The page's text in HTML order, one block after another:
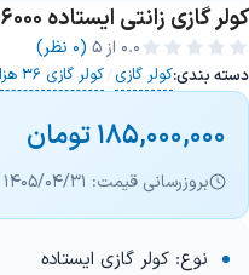
کولر گازی زانتی ایستاده 36000 ZMFD-36HO3RAMA
0.0 از ۵ (0 نظر)
دسته بندی:کولر گازی/کولر گازی 36 هزار
185,000,000تومان
بروزرسانی قیمت: 1405/04/31
نوع: کولر گازی ایستاده